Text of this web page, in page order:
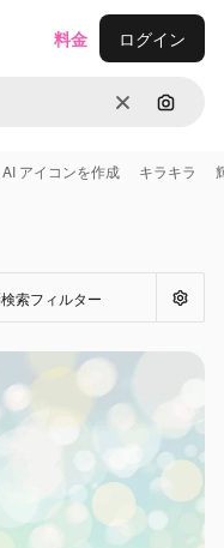
消去 画像で
料金 ログイン
AI アイコンを作成 キラキラ
検索フィルター